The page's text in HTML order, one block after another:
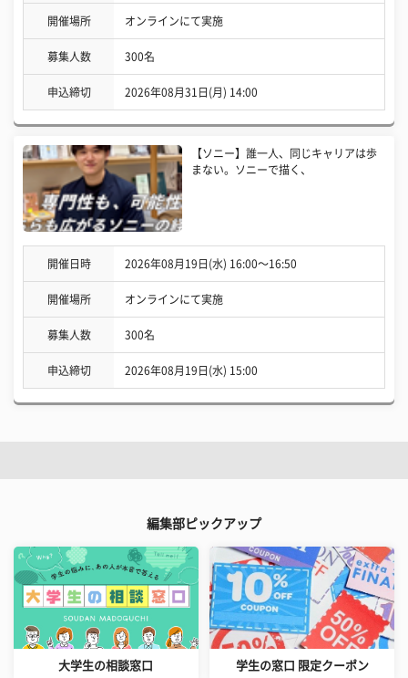
開催場所 オンラインにて実施
募集人数 300名
申込締切 2026年08月31日(月) 14:00
【ソニー】誰一人、同じキャリアは歩
まない。ソニーで描く、
開催日時 2026年08月19日(水) 16:00〜16:50
開催場所 オンラインにて実施
募集人数 300名
申込締切 2026年08月19日(水) 15:00
編集部ピックアップ
大学生の相談窓口 学生の窓口 限定クーポン